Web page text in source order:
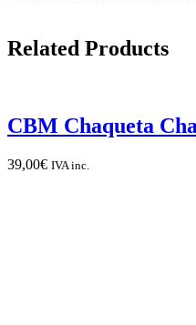
Related Products
CBM Chaqueta
39,00€ IVA inc.